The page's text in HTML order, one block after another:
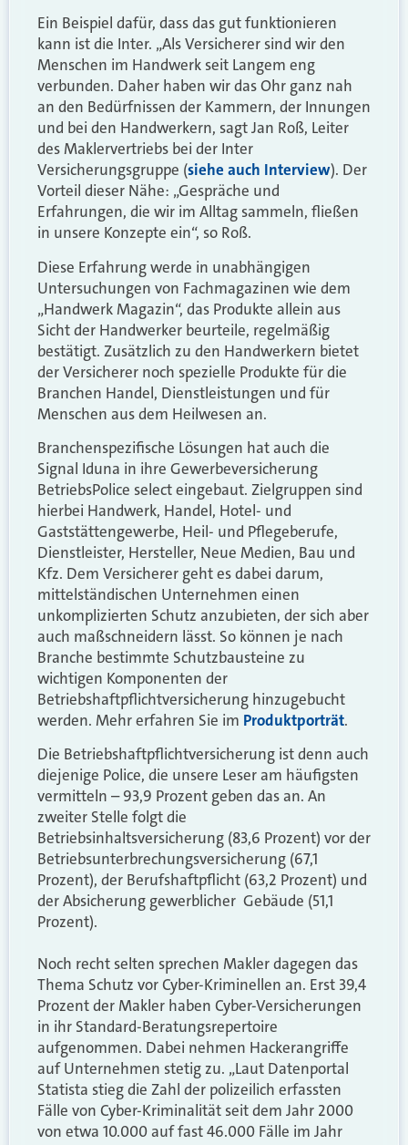
Ein Beispiel dafür, dass das gut funktionieren
kann ist die Inter. „Als Versicherer sind wir den
Menschen im Handwerk seit Langem eng
verbunden. Daher haben wir das Ohr ganz nah
an den Bedürfnissen der Kammern, der Innungen
und bei den Handwerkern, sagt Jan Roß, Leiter
des Maklervertriebs bei der Inter
Versicherungsgruppe (siehe auch Interview). Der
Vorteil dieser Nähe: „Gespräche und
Erfahrungen, die wir im Alltag sammeln, fließen
in unsere Konzepte ein“, so Roß.
Diese Erfahrung werde in unabhängigen
Untersuchungen von Fachmagazinen wie dem
„Handwerk Magazin“, das Produkte allein aus
Sicht der Handwerker beurteile, regelmäßig
bestätigt. Zusätzlich zu den Handwerkern bietet
der Versicherer noch spezielle Produkte für die
Branchen Handel, Dienstleistungen und für
Menschen aus dem Heilwesen an.
Branchenspezifische Lösungen hat auch die
Signal Iduna in ihre Gewerbeversicherung
BetriebsPolice select eingebaut. Zielgruppen sind
hierbei Handwerk, Handel, Hotel- und
Gaststättengewerbe, Heil- und Pflegeberufe,
Dienstleister, Hersteller, Neue Medien, Bau und
Kfz. Dem Versicherer geht es dabei darum,
mittelständischen Unternehmen einen
unkomplizierten Schutz anzubieten, der sich aber
auch maßschneidern lässt. So können je nach
Branche bestimmte Schutzbausteine zu
wichtigen Komponenten der
Betriebshaftpflichtversicherung hinzugebucht
werden. Mehr erfahren Sie im Produktporträt.
Die Betriebshaftpflichtversicherung ist denn auch
diejenige Police, die unsere Leser am häufigsten
vermitteln – 93,9 Prozent geben das an. An
zweiter Stelle folgt die
Betriebsinhaltsversicherung (83,6 Prozent) vor der
Betriebsunterbrechungsversicherung (67,1
Prozent), der Berufshaftpflicht (63,2 Prozent) und
der Absicherung gewerblicher Gebäude (51,1
Prozent).
Noch recht selten sprechen Makler dagegen das
Thema Schutz vor Cyber-Kriminellen an. Erst 39,4
Prozent der Makler haben Cyber-Versicherungen
in ihr Standard-Beratungsrepertoire
aufgenommen. Dabei nehmen Hackerangriffe
auf Unternehmen stetig zu. „Laut Datenportal
Statista stieg die Zahl der polizeilich erfassten
Fälle von Cyber-Kriminalität seit dem Jahr 2000
von etwa 10.000 auf fast 46.000 Fälle im Jahr